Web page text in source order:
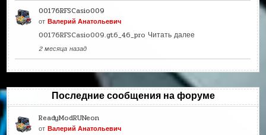
00176RFSCasio009
отВалерий Анатольевич
00176RFSCasio009.gt6_46_pro Читать далее
2 месяца назад
Последние сообщения на форуме
ReadyModRUNeon
отВалерий Анатольевич